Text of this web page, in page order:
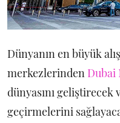
Dünyanın en büyük
merkezlerinden Dubai
dünyasını geliştirecek
geçirmelerini